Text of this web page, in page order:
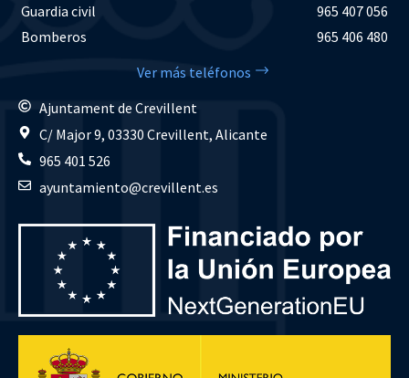
Guardia civil
965 407 056
Bomberos
965 406 480
Ver más teléfonos
Ajuntament de Crevillent
C/ Major 9, 03330 Crevillent, Alicante
965 401 526
ayuntamiento@crevillent.es